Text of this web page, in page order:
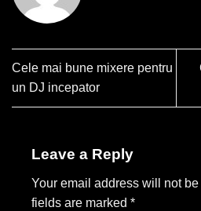
Cele mai bune mixere pentru
un DJ incepator
Leave a Reply
Your email address will not
fields are marked *